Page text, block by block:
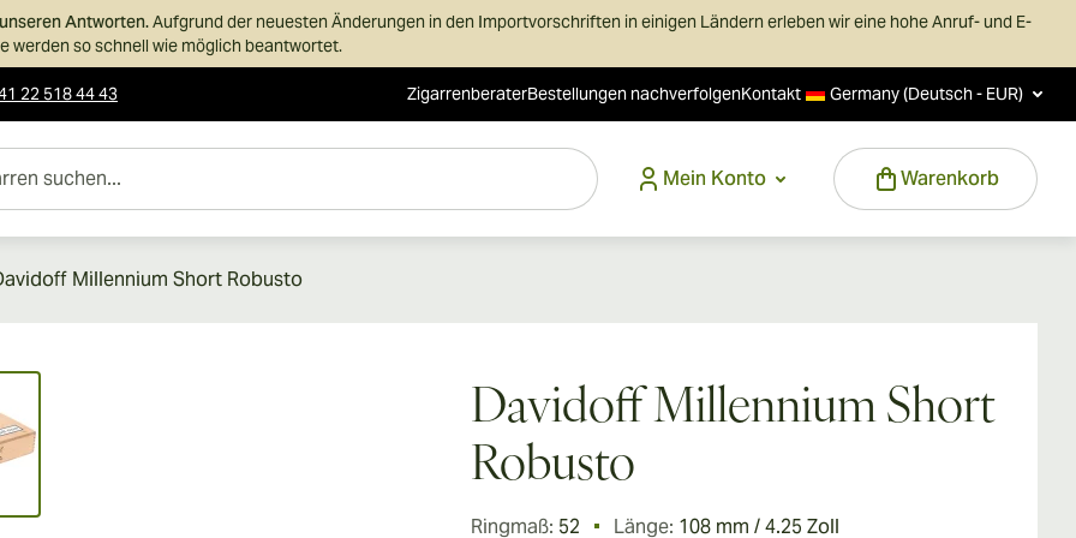
Antworten.Aufgrund der neuesten Änderungen in den Importvorschriften in einigen Ländern erleben wir eine hohe Anruf- und E-
werden so schnell wie möglich beantwortet.
22 518 44 43 ZigarrenberaterBestellungen nachverfolgenKontakt Germany (Deutsch - EUR)
Mein Konto
Warenkorb
Millennium Short Robusto
larger image
Davidoff Millennium Short
Robusto
Ringmaß: 52 Länge: 108 mm / 4.25 Zoll